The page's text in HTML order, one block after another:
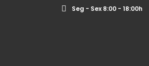
Seg - Sex 8:00 - 18:00h